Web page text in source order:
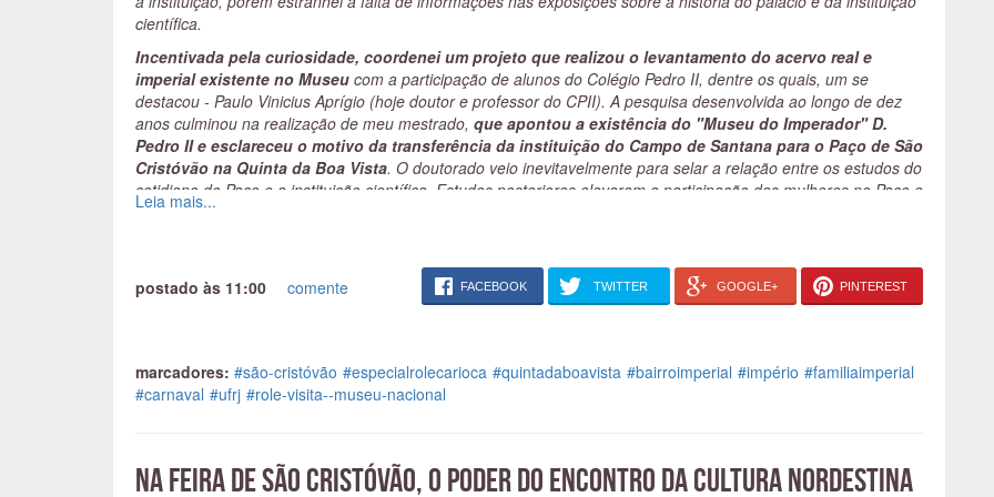
científica.
Incentivada pela curiosidade, coordenei um projeto que realizou o levantamento do acervo real e
imperial existente no Museu com a participação de alunos do Colégio Pedro II, dentre os quais, um se
destacou - Paulo Vinicius Aprígio (hoje doutor e professor do CPII). A pesquisa desenvolvida ao longo de dez
anos culminou na realização de meu mestrado, que apontou a existência do "Museu do Imperador" D.
Pedro II e esclareceu o motivo da transferência da instituição do Campo de Santana para o Paço de São
Cristóvão na Quinta da Boa Vista. O doutorado veio inevitavelmente para selar a relação entre os estudos do
cotidiano do Paço e a instituição científica. Estudos posteriores elevaram a participação das mulheres no Paço e
no Museu, tais como: Leopoldina, Thereza Christina, Berta Lutz, Heloisa Alberto Torres e outras.
marco inicial para a história das instituições científicas brasileiras.
Em 2018, em plena comemoração do bicentenário do Museu Nacional, a instituição foi tema da Escola de
Brasil. Ao longo deste ano, as fantasias que tanto brilharam neste Carnaval estarão sendo apresentadas nas
salas das exposições do Museu Nacional até o mês de Dezembro. Um ato inédito e emblemático para o Museu
Este patrimônio histórico e científico abre suas portas para o Rolé Carioca com a certeza de queé possível
realizar a disseminação das ciências para a sociedade carioca em um palácio imperial."
Leia mais...
FACEBOOK TWITTER GOOGLE+ PINTEREST
postado às 11:00 comente
marcadores: #são-cristóvão #especialrolecarioca #quintadaboavista #bairroimperial #império #familiaimperial
#carnaval #ufrj #role-visita--museu-nacional
Na Feira de São Cristóvão, o poder do encontro da cultura nordestina